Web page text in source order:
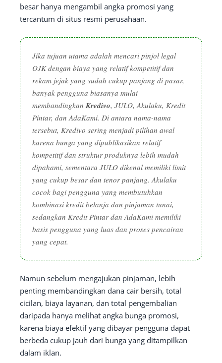
besar hanya mengambil angka promosi yang
tercantum di situs resmi perusahaan.
Jika tujuan utama adalah mencari pinjol legal
OJK dengan biaya yang relatif kompetitif dan
rekam jejak yang sudah cukup panjang di pasar,
banyak pengguna biasanya mulai
membandingkan Kredivo, JULO, Akulaku, Kredit
Pintar, dan AdaKami. Di antara nama-nama
tersebut, Kredivo sering menjadi pilihan awal
karena bunga yang dipublikasikan relatif
kompetitif dan struktur produknya lebih mudah
dipahami, sementara JULO dikenal memiliki limit
yang cukup besar dan tenor panjang. Akulaku
cocok bagi pengguna yang membutuhkan
kombinasi kredit belanja dan pinjaman tunai,
sedangkan Kredit Pintar dan AdaKami memiliki
basis pengguna yang luas dan proses pencairan
yang cepat.
Namun sebelum mengajukan pinjaman, lebih
penting membandingkan dana cair bersih, total
cicilan, biaya layanan, dan total pengembalian
daripada hanya melihat angka bunga promosi,
karena biaya efektif yang dibayar pengguna dapat
berbeda cukup jauh dari bunga yang ditampilkan
dalam iklan.